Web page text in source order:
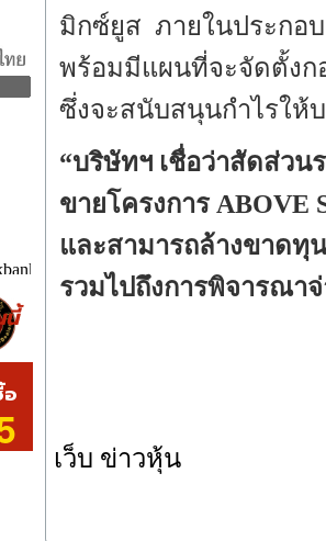
มิกซ์ยูส ภายในประกอ
พร้อมมีแผนที่จะจัดตั้งก
ซึ่งจะสนับสนุนกำไรให้
“บริษัทฯ เชื่อว่าสัดส่วน
ขายโครงการ ABOVE
และสามารถล้างขาดทุ
รวมไปถึงการพิจารณา
เว็บ ข่าวหุ้น